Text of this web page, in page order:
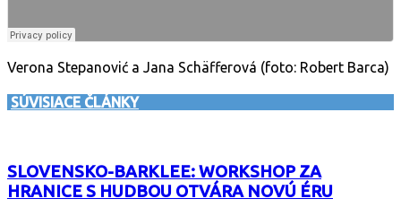
Verona Stepanović a Jana Schäfferová (foto: Robert Barca)
SÚVISIACE ČLÁNKY
SLOVENSKO-BARKLEE: WORKSHOP ZA
HRANICE S HUDBOU OTVÁRA NOVÚ ÉRU